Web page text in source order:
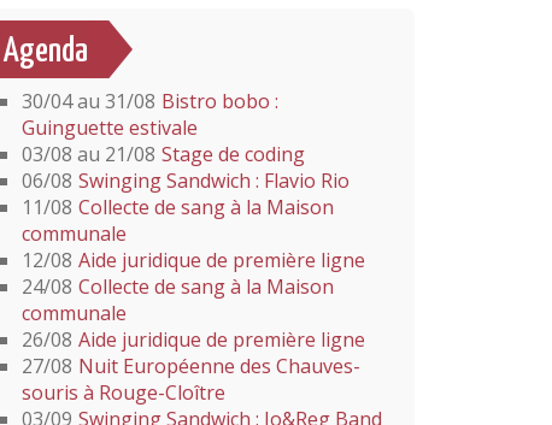
Agenda
30/04 au 31/08 Bistro bobo :
Guinguette estivale
03/08 au 21/08 Stage de coding
06/08 Swinging Sandwich : Flavio Rio
11/08 Collecte de sang à la Maison
communale
12/08 Aide juridique de première ligne
24/08 Collecte de sang à la Maison
communale
26/08 Aide juridique de première ligne
27/08 Nuit Européenne des Chauves-
souris à Rouge-Cloître
03/09 Swinging Sandwich : Jo&Reg Band